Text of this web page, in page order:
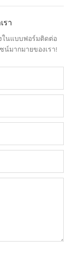
รา
ในแบบฟอร์มติดต่อ
น์มากมายของเรา!